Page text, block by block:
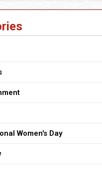
Women's Day